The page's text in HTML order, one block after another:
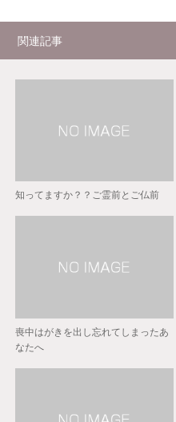
関連記事
知ってますか？？ご霊前とご仏前
喪中はがきを出し忘れてしまったあ
なたへ